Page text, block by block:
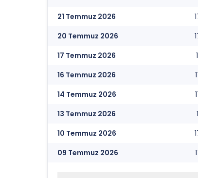
21 Temmuz 2026
20 Temmuz 2026
17 Temmuz 2026
16 Temmuz 2026
14 Temmuz 2026
13 Temmuz 2026
10 Temmuz 2026
09 Temmuz 2026